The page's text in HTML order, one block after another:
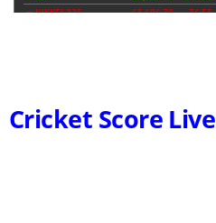
Cricket Score Live